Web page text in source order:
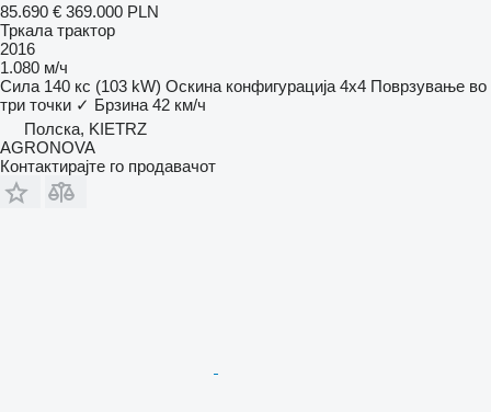
85.690 € 369.000 PLN
Тркала трактор
2016
1.080 м/ч
Сила 140 кс (103 kW) Оскина конфигурација 4x4 Поврзување во
три точки ✓ Брзина 42 км/ч
Полска, KIETRZ
AGRONOVA
Контактирајте го продавачот